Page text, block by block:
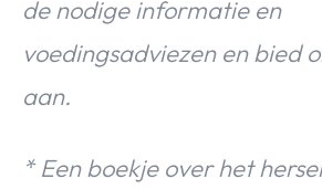
de nodige informatie en
voedingsadviezen en bied
aan.
* Een boekje over het